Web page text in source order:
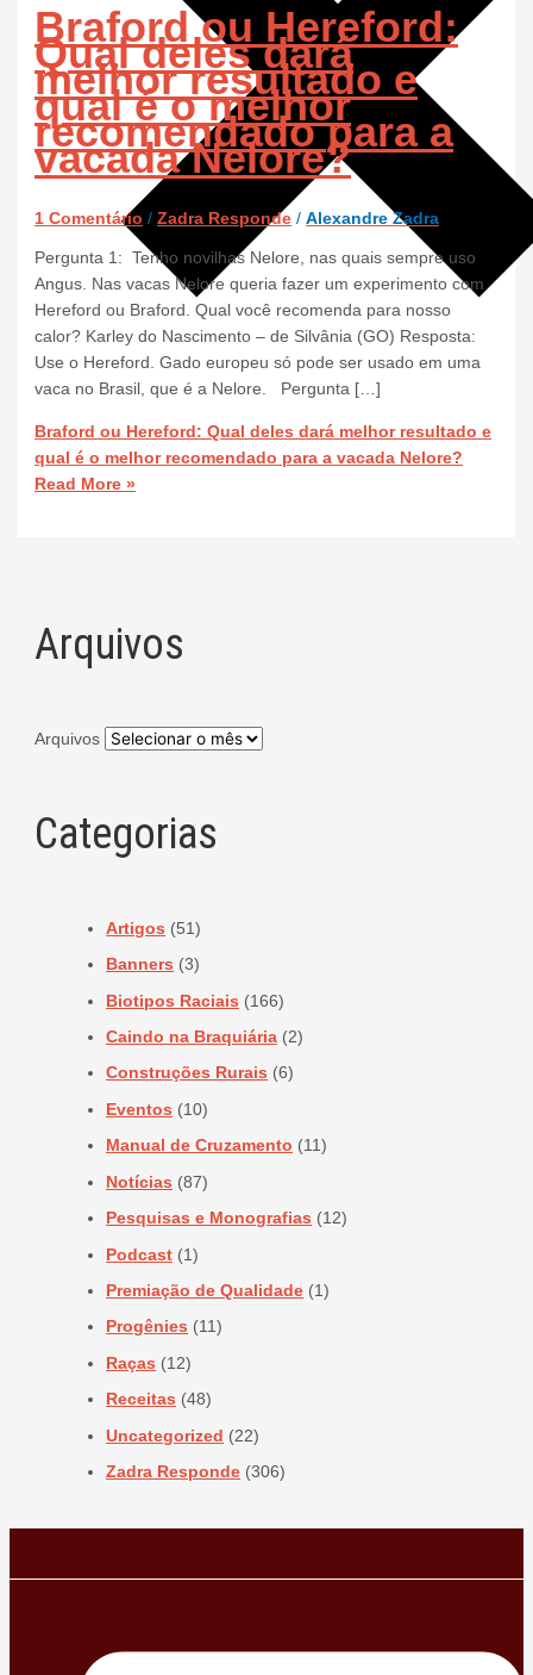
Braford ou Hereford:
Qual deles dará
melhor resultado e
qual é o melhor
recomendado para a
vacada Nelore?
1 Comentário /Zadra Responde /Alexandre Zadra
Pergunta 1: Tenho novilhas Nelore, nas quais sempre uso
Angus. Nas vacas Nelore queria fazer um experimento com
Hereford ou Braford. Qual você recomenda para nosso
calor? Karley do Nascimento – de Silvânia (GO) Resposta:
Use o Hereford. Gado europeu só pode ser usado em uma
vaca no Brasil, que é a Nelore. Pergunta […]
Braford ou Hereford: Qual deles dará melhor resultado e
qual é o melhor recomendado para a vacada Nelore?
Read More »
Arquivos
Arquivos
Categorias
Artigos (51)
Banners (3)
Biotipos Raciais (166)
Caindo na Braquiária (2)
Construções Rurais (6)
Eventos (10)
Manual de Cruzamento (11)
Notícias (87)
Pesquisas e Monografias (12)
Podcast (1)
Premiação de Qualidade (1)
Progênies (11)
Raças (12)
Receitas (48)
Uncategorized (22)
Zadra Responde (306)